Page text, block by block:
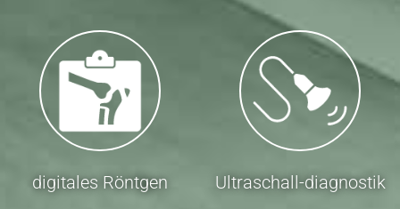
digitales Röntgen Ultraschall-diagnostik